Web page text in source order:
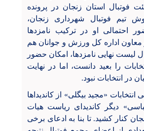
فوتبال استان زنجان در پرونده
تیم فوتبال شهرداری زنجان،
احتمالی او در ترکیب نامزدها
اداره کل ورزش و جوانان هم
لیست نهایی نامزدها، امکان حضور
را بعید دانست، اما در نهایت
در انتخابات نبود.
انتخابات «مجید بیگلی» از کاندیداها
دیگر کاندیدای ریاست هیات
کنار کشید. تا بنا به ادعای برخی